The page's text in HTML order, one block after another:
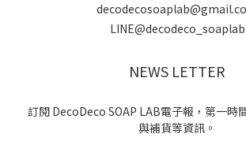
LINE@decodeco_soaplab
NEWS LETTER
訂閱 DecoDeco SOAP LAB電子報，第一時
與補貨等資訊。